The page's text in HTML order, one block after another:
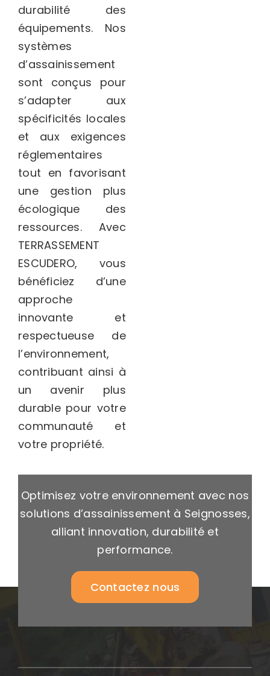
durabilité des
équipements. Nos
systèmes
d’assainissement
sont conçus pour
s’adapter aux
spécificités locales
et aux exigences
réglementaires
tout en favorisant
une gestion plus
écologique des
ressources. Avec
TERRASSEMENT
ESCUDERO, vous
bénéficiez d’une
approche
innovante et
respectueuse de
l’environnement,
contribuant ainsi à
un avenir plus
durable pour votre
communauté et
votre propriété.
Optimisez votre environnement avec nos
solutions d’assainissement à Seignosses,
alliant innovation, durabilité et
performance.
Contactez nous